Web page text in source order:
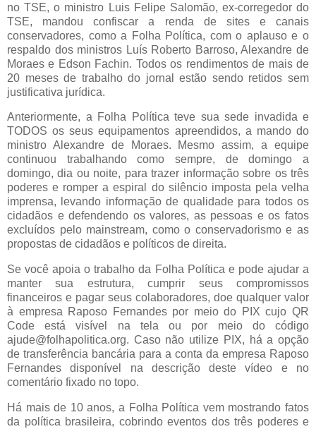
no TSE, o ministro Luis Felipe Salomão, ex-corregedor do
TSE, mandou confiscar a renda de sites e canais
conservadores, como a Folha Política, com o aplauso e o
respaldo dos ministros Luís Roberto Barroso, Alexandre de
Moraes e Edson Fachin. Todos os rendimentos de mais de
20 meses de trabalho do jornal estão sendo retidos sem
justificativa jurídica.
Anteriormente, a Folha Política teve sua sede invadida e
TODOS os seus equipamentos apreendidos, a mando do
ministro Alexandre de Moraes. Mesmo assim, a equipe
continuou trabalhando como sempre, de domingo a
domingo, dia ou noite, para trazer informação sobre os três
poderes e romper a espiral do silêncio imposta pela velha
imprensa, levando informação de qualidade para todos os
cidadãos e defendendo os valores, as pessoas e os fatos
excluídos pelo mainstream, como o conservadorismo e as
propostas de cidadãos e políticos de direita.
Se você apoia o trabalho da Folha Política e pode ajudar a
manter sua estrutura, cumprir seus compromissos
financeiros e pagar seus colaboradores, doe qualquer valor
à empresa Raposo Fernandes por meio do PIX cujo QR
Code está visível na tela ou por meio do código
ajude@folhapolitica.org. Caso não utilize PIX, há a opção
de transferência bancária para a conta da empresa Raposo
Fernandes disponível na descrição deste vídeo e no
comentário fixado no topo.
Há mais de 10 anos, a Folha Política vem mostrando fatos
da política brasileira, cobrindo eventos dos três poderes e